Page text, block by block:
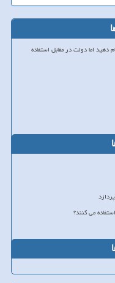
دهید اما دولت در مقابل استفاده
می کنند؟